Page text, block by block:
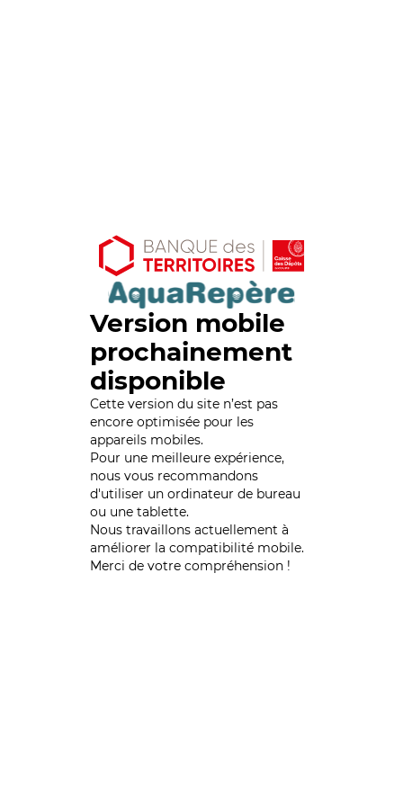
Version mobile
prochainement
disponible
Cette version du site n’est pas
encore optimisée pour les
appareils mobiles.
Pour une meilleure expérience,
nous vous recommandons
d'utiliser un ordinateur de bureau
ou une tablette.
Nous travaillons actuellement à
améliorer la compatibilité mobile.
Merci de votre compréhension !